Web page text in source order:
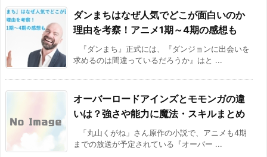
ダンまちはなぜ人気でどこが面白いのか
理由を考察！アニメ1期～4期の感想も
『ダンまち』正式には、『ダンジョンに出会いを
求めるのは間違っているだろうか』はと ...
オーバーロードアインズとモモンガの違
いは？強さや能力に魔法・スキルまとめ
「丸山くがね」さん原作の小説で、アニメも4期
までの放送が予定されている『オーバー ...